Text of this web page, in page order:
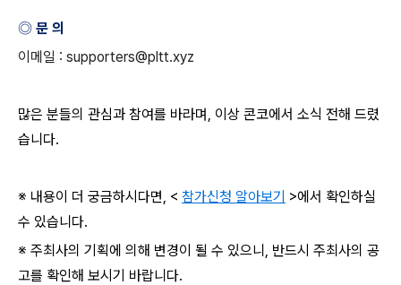
◎ 문 의
이메일 : supporters@pltt.xyz
많은 분들의 관심과 참여를 바라며, 이상 콘코에서 소식 전해 드렸
습니다.
※ 내용이 더 궁금하시다면, < 참가신청 알아보기 >에서 확인하실
수 있습니다.
※ 주최사의 기획에 의해 변경이 될 수 있으니, 반드시 주최사의 공
고를 확인해 보시기 바랍니다.